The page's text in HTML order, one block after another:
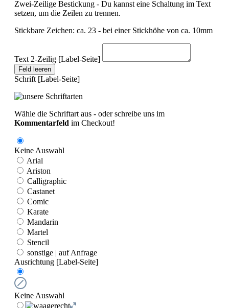
Zwei-Zeilige Bestickung - Du kannst eine Schaltung im Text
setzen, um die Zeilen zu trennen.
Stickbare Zeichen: ca. 23 - bei einer Stickhöhe von ca. 10mm
Text 2-Zeilig [Label-Seite]
Feld leeren
Schrift [Label-Seite]
Wähle die Schriftart aus - oder schreibe uns im
Kommentarfeld im Checkout!
Keine Auswahl
Arial
Ariston
Calligraphic
Castanet
Comic
Karate
Mandarin
Martel
Stencil
sonstige | auf Anfrage
Ausrichtung [Label-Seite]
Keine Auswahl